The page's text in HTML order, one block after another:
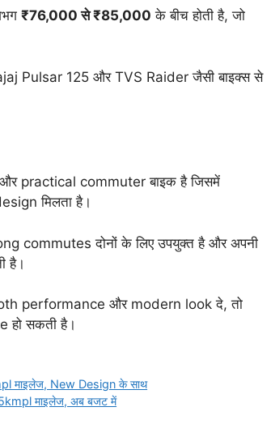
₹76,000 से ₹85,000 के बीच होती है, जो
Pulsar 125 और TVS Raider जैसी बाइक्स से
practical commuter बाइक है जिसमें
मिलता है।
commutes दोनों के लिए उपयुक्त है और अपनी
है।
performance और modern look दे, तो
हो सकती है।
माइलेज, New Design के साथ
माइलेज, अब बजट में